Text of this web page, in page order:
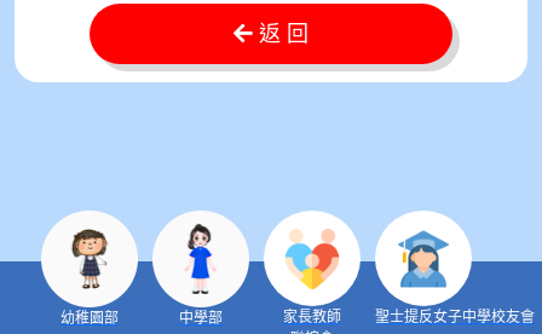
返 回
幼稚園部 中學部
家長教師
聖士提反女子中學校友會